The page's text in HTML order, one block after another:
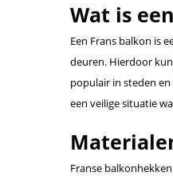
Wat is
Een Frans balkon is
deuren. Hierdoor
populair in steden
een veilige situatie
Franse